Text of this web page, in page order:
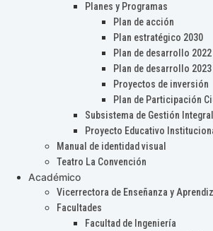
Planes y Programas
Plan de acción
Plan estratégico 2030
Plan de desarrollo 2022
Plan de desarrollo
Proyectos de inversión
Plan de Participación
Subsistema de Gestión Integral
Proyecto Educativo
Manual de identidad visual
Teatro La Convención
Académico
Vicerrectora de Enseñanza y
Facultades
Facultad de Ingeniería